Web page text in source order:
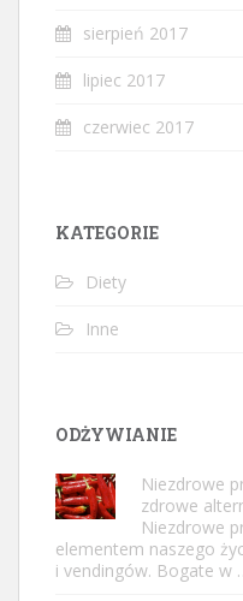
sierpień 2017
lipiec 2017
czerwiec 2017
KATEGORIE
Diety
Inne
ODŻYWIANIE
Niezdrowe
zdrowe
Niezdrowe
elementem naszego
i vendingów. Bogate w